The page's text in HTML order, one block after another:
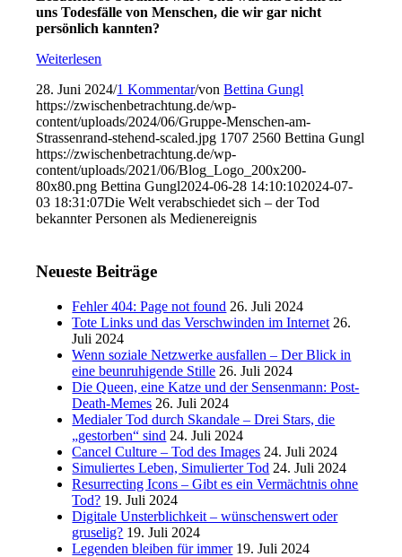
uns Todesfälle von Menschen, die wir gar nicht
persönlich kannten?
Weiterlesen
28. Juni 2024/1 Kommentar/vonBettina Gungl
https://zwischenbetrachtung.de/wp-
content/uploads/2024/06/Gruppe-Menschen-am-
Strassenrand-stehend-scaled.jpg 1707 2560 Bettina Gungl
https://zwischenbetrachtung.de/wp-
content/uploads/2021/06/Blog_Logo_200x200-
80x80.png Bettina Gungl2024-06-28 14:10:102024-07-
03 18:31:07Die Welt verabschiedet sich – der Tod
bekannter Personen als Medienereignis
Neueste Beiträge
Fehler 404: Page not found 26. Juli 2024
Tote Links und das Verschwinden im Internet 26.
Juli 2024
Wenn soziale Netzwerke ausfallen – Der Blick in
eine beunruhigende Stille 26. Juli 2024
Die Queen, eine Katze und der Sensenmann: Post-
Death-Memes 26. Juli 2024
Medialer Tod durch Skandale – Drei Stars, die
„gestorben“ sind 24. Juli 2024
Cancel Culture – Tod des Images 24. Juli 2024
Simuliertes Leben, Simulierter Tod 24. Juli 2024
Resurrecting Icons – Gibt es ein Vermächtnis ohne
Tod? 19. Juli 2024
Digitale Unsterblichkeit – wünschenswert oder
gruselig? 19. Juli 2024
Legenden bleiben für immer 19. Juli 2024